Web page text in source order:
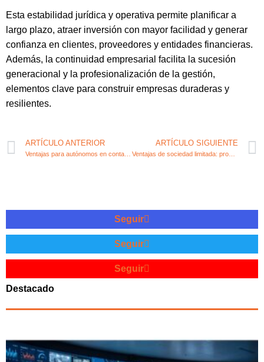
Esta estabilidad jurídica y operativa permite planificar a
largo plazo, atraer inversión con mayor facilidad y generar
confianza en clientes, proveedores y entidades financieras.
Además, la continuidad empresarial facilita la sucesión
generacional y la profesionalización de la gestión,
elementos clave para construir empresas duraderas y
resilientes.
ARTÍCULO ANTERIOR ARTÍCULO SIGUIENTE
Ventajas de sociedad limitada: pros para emprendedores y fiscalidad
Seguir
Seguir
Seguir
Destacado